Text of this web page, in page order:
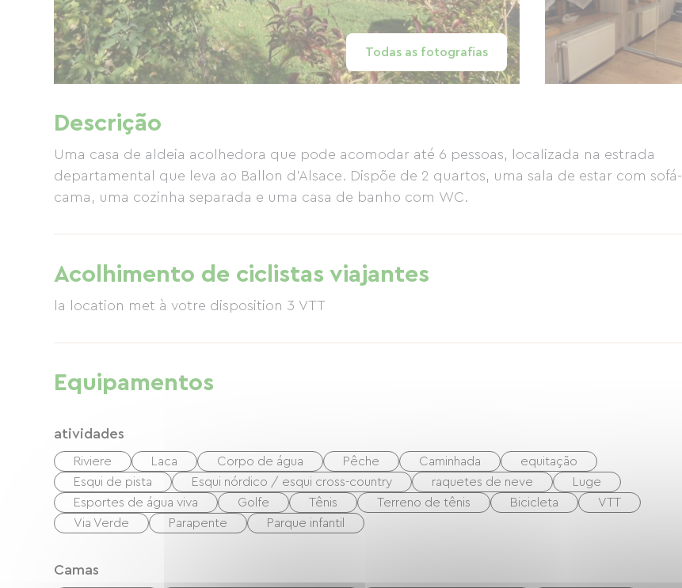
Todas as fotografias
Descrição
Uma casa de aldeia acolhedora que pode acomodar até 6 pessoas, localizada na estrada
departamental que leva ao Ballon d'Alsace. Dispõe de 2 quartos, uma sala de estar com sofá-
cama, uma cozinha separada e uma casa de banho com WC.
Acolhimento de ciclistas viajantes
la location met à votre disposition 3 VTT
Equipamentos
atividades
Riviere Laca Corpo de água Pêche Caminhada
equitação
Esqui de pista
Esqui nórdico / esqui cross-country raquetes de neve
Luge
Esportes de água viva
Golfe Tênis Terreno de tênis Bicicleta
VTT
Via Verde
Parapente Parque infantil
Camas